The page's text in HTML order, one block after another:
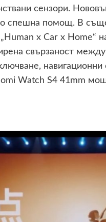
сензори.
спешна помощ. В
x Car x Home“
свързаност
Watch S4 41mm